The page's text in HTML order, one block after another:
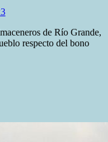
de Río Grande,
respecto del bono